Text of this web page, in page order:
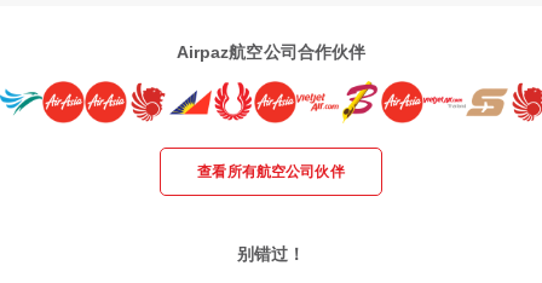
Airpaz航空公司合作伙伴
查看所有航空公司伙伴
别错过！